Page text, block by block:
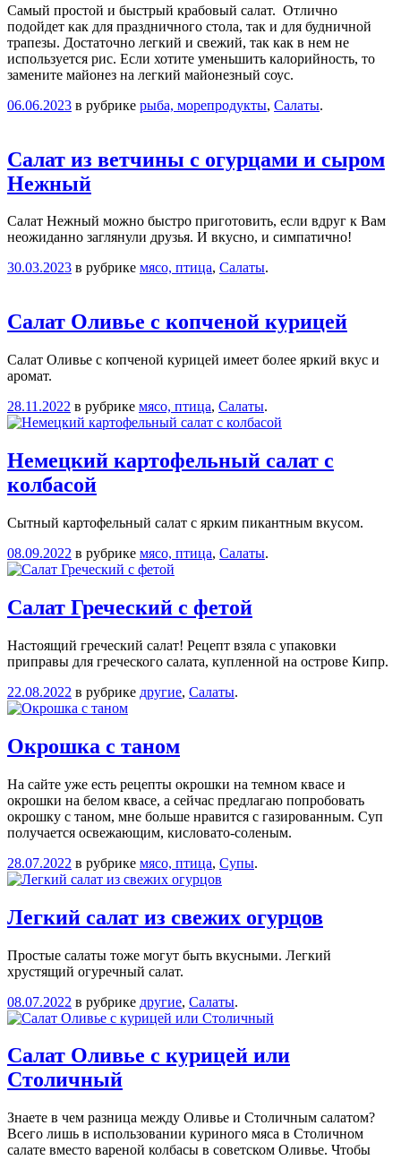
Самый простой и быстрый крабовый салат. Отлично
подойдет как для праздничного стола, так и для будничной
трапезы. Достаточно легкий и свежий, так как в нем не
используется рис. Если хотите уменьшить калорийность, то
замените майонез на легкий майонезный соус.
06.06.2023 в рубрике рыба, морепродукты, Салаты.
Салат из ветчины с огурцами и сыром
Нежный
Салат Нежный можно быстро приготовить, если вдруг к Вам
неожиданно заглянули друзья. И вкусно, и симпатично!
30.03.2023 в рубрике мясо, птица, Салаты.
Салат Оливье с копченой курицей
Салат Оливье с копченой курицей имеет более яркий вкус и
аромат.
28.11.2022 в рубрике мясо, птица, Салаты.
Немецкий картофельный салат с
колбасой
Сытный картофельный салат с ярким пикантным вкусом.
08.09.2022 в рубрике мясо, птица, Салаты.
Салат Греческий с фетой
Настоящий греческий салат! Рецепт взяла с упаковки
приправы для греческого салата, купленной на острове Кипр.
22.08.2022 в рубрике другие, Салаты.
Окрошка с таном
На сайте уже есть рецепты окрошки на темном квасе и
окрошки на белом квасе, а сейчас предлагаю попробовать
окрошку с таном, мне больше нравится с газированным. Суп
получается освежающим, кисловато-соленым.
28.07.2022 в рубрике мясо, птица, Супы.
Легкий салат из свежих огурцов
Простые салаты тоже могут быть вкусными. Легкий
хрустящий огуречный салат.
08.07.2022 в рубрике другие, Салаты.
Салат Оливье с курицей или
Столичный
Знаете в чем разница между Оливье и Столичным салатом?
Всего лишь в использовании куриного мяса в Столичном
салате вместо вареной колбасы в советском Оливье. Чтобы